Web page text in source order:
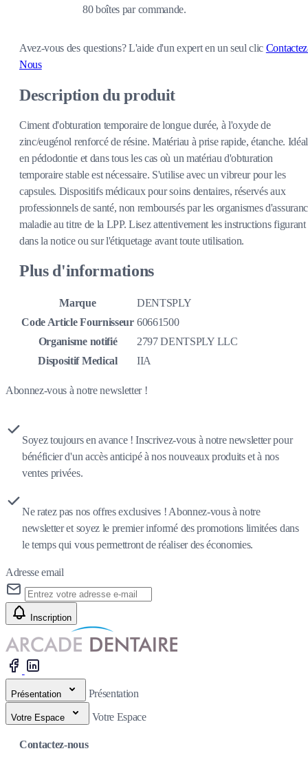
80 boîtes par commande.
Avez-vous des questions?L'aide d'un expert en un seul clic
Nous
Description du produit
Ciment d'obturation temporaire de longue durée, à l'oxyde de
zinc/eugénol renforcé de résine. Matériau à prise rapide, étanche. Idéal
en pédodontie et dans tous les cas où un matériau d'obturation
temporaire stable est nécessaire. S'utilise avec un vibreur pour les
capsules. Dispositifs médicaux pour soins dentaires, réservés aux
professionnels de santé, non remboursés par les organismes
maladie au titre de la LPP. Lisez attentivement les instructions figurant
dans la notice ou sur l'étiquetage avant toute utilisation.
Plus d'informations
Marque
DENTSPLY
Code Article Fournisseur 60661500
Organisme notifié
2797 DENTSPLY LLC
Dispositif Medical
IIA
Abonnez-vous à notre newsletter !
Soyez toujours en avance ! Inscrivez-vous à notre newsletter pour
bénéficier d'un accès anticipé à nos nouveaux produits et à nos
ventes privées.
Ne ratez pas nos offres exclusives ! Abonnez-vous à notre
newsletter et soyez le premier informé des promotions limitées dans
le temps qui vous permettront de réaliser des économies.
Adresse email
Inscription
Présentation Présentation
Votre Espace Votre Espace
Contactez-nous